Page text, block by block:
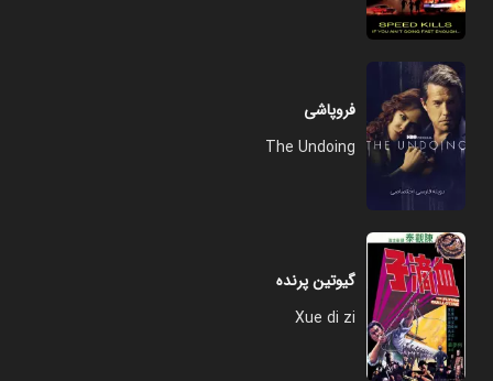
فروپاشی
The Undoing
گیوتین پرنده
Xue di zi